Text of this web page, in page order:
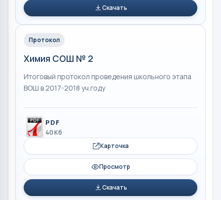
Скачать
Протокол
Химия СОШ № 2
Итоговый протокол проведения школьного этапа
ВОШ в 2017-2018 уч.году
PDF
40 Кб
Карточка
Просмотр
Скачать